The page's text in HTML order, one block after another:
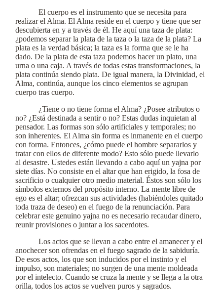
El cuerpo es el instrumento que se necesita para
realizar el Alma. El Alma reside en el cuerpo y tiene que ser
descubierta en y a través de él. He aquí una taza de plata:
¿podemos separar la plata de la taza o la taza de la plata? La
plata es la verdad básica; la taza es la forma que se le ha
dado. De la plata de esta taza podemos hacer un plato, una
urna o una caja. A través de todas estas transformaciones, la
plata continúa siendo plata. De igual manera, la Divinidad, el
Alma, continúa, aunque los cinco elementos se agrupan
cuerpo tras cuerpo.
¿Tiene o no tiene forma el Alma? ¿Posee atributos o
no? ¿Está destinada a sentir o no? Estas dudas inquietan al
pensador. Las formas son sólo artificiales y temporales; no
son inherentes. El Alma sin forma es inmanente en el cuerpo
con forma. Entonces, ¿cómo puede el hombre separarlos y
tratar con ellos de diferente modo? Esto sólo puede llevarlo
al desastre. Ustedes están llevando a cabo aquí un yajna por
siete días. No consiste en el altar que han erigido, la fosa de
sacrificio o cualquier otro medio material. Éstos son sólo los
símbolos externos del propósito interno. La mente libre de
ego es el altar; ofrezcan sus actividades (habiéndoles quitado
toda traza de deseo) en el fuego de la renunciación. Para
celebrar este genuino yajna no es necesario recaudar dinero,
reunir provisiones o juntar a los sacerdotes.
Los actos que se llevan a cabo entre el amanecer y el
anochecer son ofrendas en el fuego sagrado de la sabiduría.
De esos actos, los que son inducidos por el instinto y el
impulso, son materiales; no surgen de una mente moldeada
por el intelecto. Cuando se cruza la mente y se llega a la otra
orilla, todos los actos se vuelven puros y sagrados.